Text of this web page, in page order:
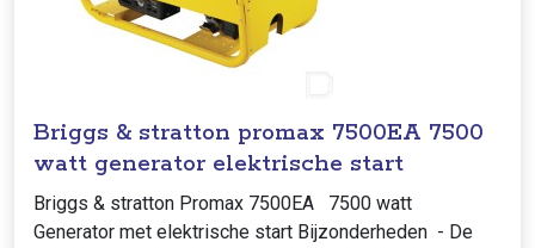
Briggs & stratton promax 7500EA 7500
watt generator elektrische start
Briggs & stratton Promax 7500EA 7500 watt
Generator met elektrische start Bijzonderheden - De